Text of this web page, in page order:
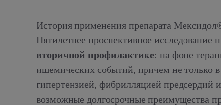
История применения препарата
Пятилетнее проспективное исследование
вторичной профилактике: на фоне
ишемических событий, причем не только
гипертензией, фибрилляцией предсердий
возможные долгосрочные преимущества